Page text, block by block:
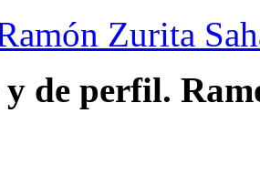
Zurita
y de perfil.